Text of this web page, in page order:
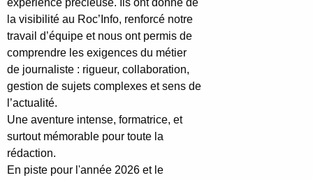
expérience précieuse. Ils ont donné de
la visibilité au Roc’Info, renforcé notre
travail d’équipe et nous ont permis de
comprendre les exigences du métier
de journaliste : rigueur, collaboration,
gestion de sujets complexes et sens de
l’actualité.
Une aventure intense, formatrice, et
surtout mémorable pour toute la
rédaction.
En piste pour l'année 2026 et le